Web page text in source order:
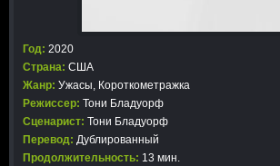
Год: 2020
Страна: США
Жанр: Ужасы, Короткометражка
Режиссер: Тони Бладуорф
Сценарист: Тони Бладуорф
Перевод: Дублированный
Продолжительность: 13 мин.